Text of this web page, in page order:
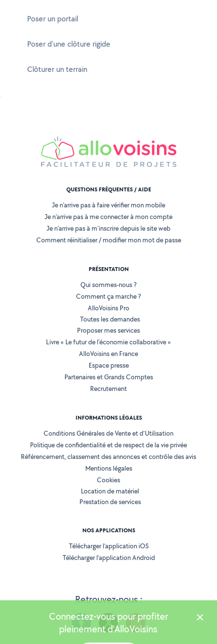
Poser un portail
Poser d'une clôture rigide
Clôturer un terrain
Retrouvez-nous :
QUESTIONS FRÉQUENTES / AIDE
Je n'arrive pas à faire vérifier mon mobile
Je n'arrive pas à me connecter à mon compte
Je n'arrive pas à m'inscrire depuis le site web
Comment réinitialiser / modifier mon mot de passe
PRÉSENTATION
Qui sommes-nous ?
Comment ça marche ?
AlloVoisins Pro
Toutes les demandes
Proposer mes services
Livre « Le futur de l'économie collaborative »
AlloVoisins en France
Espace presse
Partenaires et Grands Comptes
Recrutement
INFORMATIONS LÉGALES
Conditions Générales de Vente et d'Utilisation
Politique de confidentialité et de respect de la vie privée
Référencement, classement des annonces et contrôle des avis
Mentions légales
Cookies
Location de matériel
Prestation de services
NOS APPLICATIONS
Télécharger l’application iOS
Télécharger l’application Android
Connectez-vous pour profiter
pleinement d'AlloVoisins